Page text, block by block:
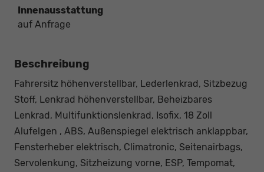
Innenausstattung
auf Anfrage
Beschreibung
Fahrersitz höhenverstellbar, Lederlenkrad, Sitzbezug
Stoff, Lenkrad höhenverstellbar, Beheizbares
Lenkrad, Multifunktionslenkrad, Isofix, 18 Zoll
Alufelgen , ABS, Außenspiegel elektrisch anklappbar,
Fensterheber elektrisch, Climatronic, Seitenairbags,
Servolenkung, Sitzheizung vorne, ESP, Tempomat,